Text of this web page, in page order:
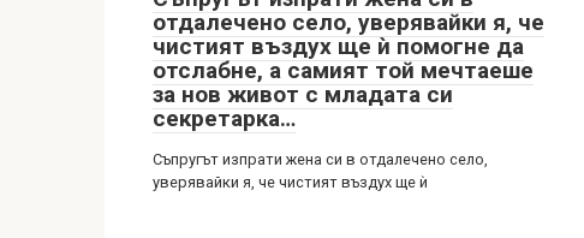
отдалечено село, уверявайки я, че
чистият въздух ще ѝ помогне да
отслабне, а самият той мечтаеше
за нов живот с младата си
секретарка…
Съпругът изпрати жена си в отдалечено село,
уверявайки я, че чистият въздух ще ѝ